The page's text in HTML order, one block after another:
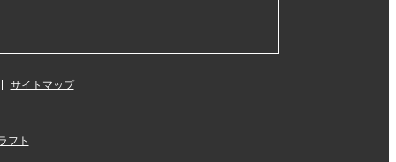
サイトマップ
フト